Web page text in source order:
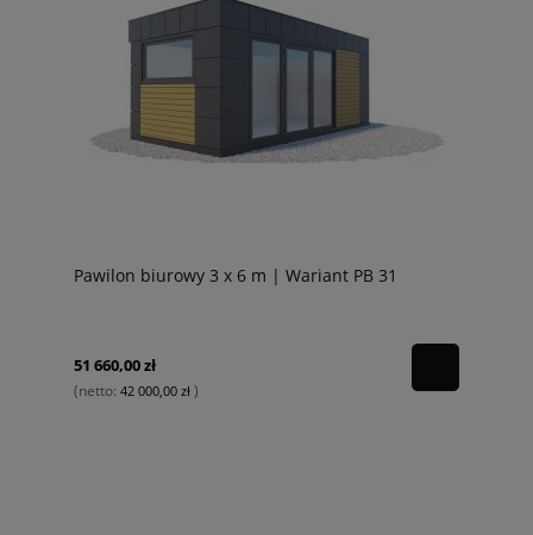
Pawilon biurowy 3 x 6 m | Wariant PB 31
51 660,00 zł
(netto: 42 000,00 zł )